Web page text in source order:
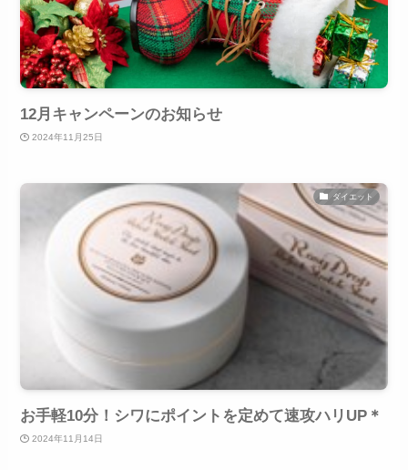
12月キャンペーンのお知らせ
2024年11月25日
ダイエット
お手軽10分！シワにポイントを定めて速攻ハリUP＊
2024年11月14日